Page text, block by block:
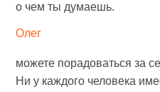
о чем ты думаешь.
Олег
можете порадоваться за
Ни у каждого человека